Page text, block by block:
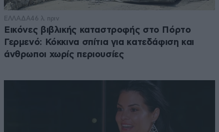
ΕΛΛΑΔΑ46 λ. πριν
Εικόνες βιβλικής καταστροφής στο Πόρτο
Γερμενό: Κόκκινα σπίτια για κατεδάφιση και
άνθρωποι χωρίς περιουσίες